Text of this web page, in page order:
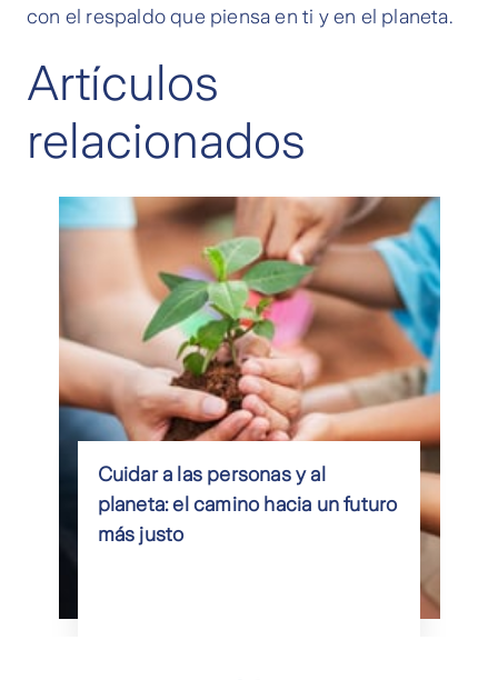
con el respaldo que piensa en ti y en el planeta.
Artículos
relacionados
Cuidar a las personas y al
planeta: el camino hacia un futuro
más justo